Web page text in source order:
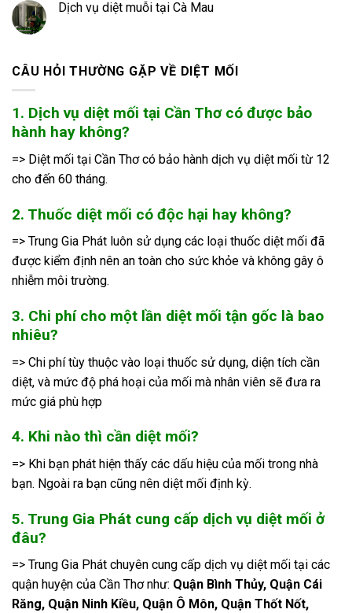
Dịch vụ diệt muỗi tại Cà Mau
CÂU HỎI THƯỜNG GẶP VỀ DIỆT MỐI
1. Dịch vụ diệt mối tại Cần Thơ có được bảo
hành hay không?
=> Diệt mối tại Cần Thơ có bảo hành dịch vụ diệt mối từ 12
cho đến 60 tháng.
2. Thuốc diệt mối có độc hại hay không?
=> Trung Gia Phát luôn sử dụng các loại thuốc diệt mối đã
được kiểm định nên an toàn cho sức khỏe và không gây ô
nhiễm môi trường.
3. Chi phí cho một lần diệt mối tận gốc là bao
nhiêu?
=> Chi phí tùy thuộc vào loại thuốc sử dụng, diện tích cần
diệt, và mức độ phá hoại của mối mà nhân viên sẽ đưa ra
mức giá phù hợp
4. Khi nào thì cần diệt mối?
=> Khi bạn phát hiện thấy các dấu hiệu của mối trong nhà
bạn. Ngoài ra bạn cũng nên diệt mối định kỳ.
5. Trung Gia Phát cung cấp dịch vụ diệt mối ở
đâu?
=> Trung Gia Phát chuyên cung cấp dịch vụ diệt mối tại các
quận huyện của Cần Thơ như: Quận Bình Thủy, Quận Cái
Răng, Quận Ninh Kiều, Quận Ô Môn, Quận Thốt Nốt,